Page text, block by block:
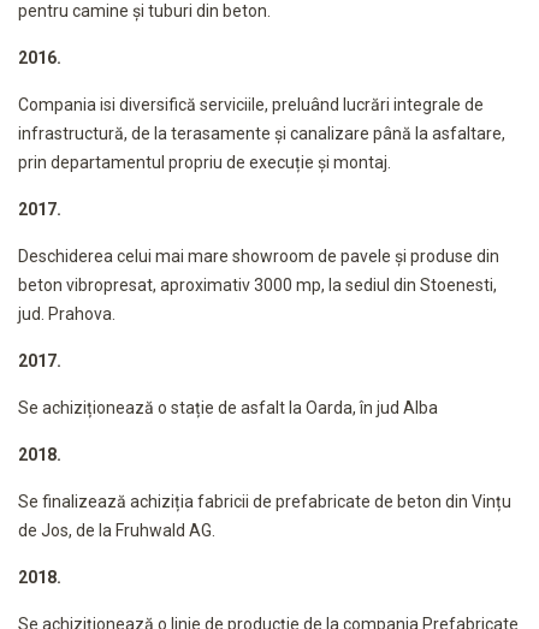
pentru camine și tuburi din beton.
2016.
Compania isi diversifică serviciile, preluând lucrări integrale de
infrastructură, de la terasamente și canalizare până la asfaltare,
prin departamentul propriu de execuție și montaj.
2017.
Deschiderea celui mai mare showroom de pavele și produse din
beton vibropresat, aproximativ 3000 mp, la sediul din Stoenesti,
jud. Prahova.
2017.
Se achiziționează o stație de asfalt la Oarda, în jud Alba
2018.
Se finalizează achiziția fabricii de prefabricate de beton din Vințu
de Jos, de la Fruhwald AG.
2018.
Se achiziționează o linie de producție de la compania Prefabricate